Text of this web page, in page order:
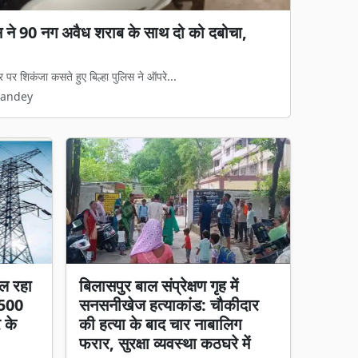
का आरोप: जेवी पर रोक, फिर भी 65%
की जल आपूर्ति और निर्माण परियोजना का...
रहा
के
बिलासपुर बाल संप्रेक्षण गृह में
सनसनीखेज हत्याकांड: चौकीदार
की हत्या के बाद चार नाबालिग
फरार, सुरक्षा व्यवस्था कठघरे में